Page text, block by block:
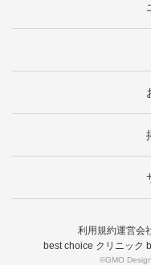
利用規約運営会
best choice クリニック
©GMO